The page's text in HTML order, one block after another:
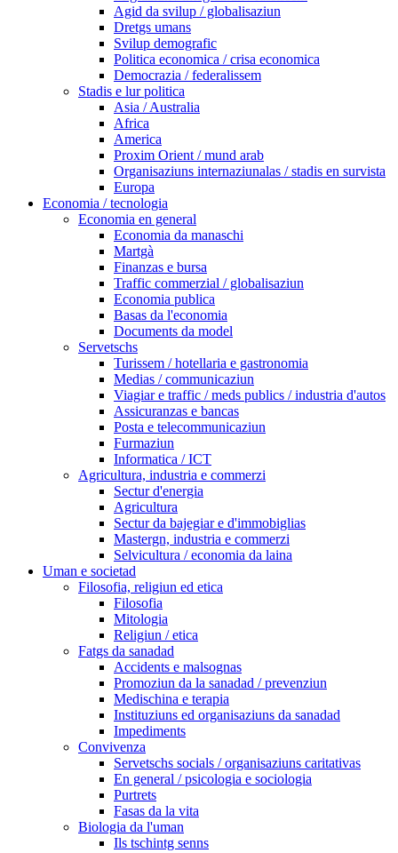
Agid da svilup / globalisaziun
Dretgs umans
Svilup demografic
Politica economica / crisa economica
Democrazia / federalissem
Stadis e lur politica
Asia / Australia
Africa
America
Proxim Orient / mund arab
Organisaziuns internaziunalas / stadis en survista
Europa
Economia / tecnologia
Economia en general
Economia da manaschi
Martgà
Finanzas e bursa
Traffic commerzial / globalisaziun
Economia publica
Basas da l'economia
Documents da model
Servetschs
Turissem / hotellaria e gastronomia
Medias / communicaziun
Viagiar e traffic / meds publics / industria d'autos
Assicuranzas e bancas
Posta e telecommunicaziun
Furmaziun
Informatica / ICT
Agricultura, industria e commerzi
Sectur d'energia
Agricultura
Sectur da bajegiar e d'immobiglias
Mastergn, industria e commerzi
Selvicultura / economia da laina
Uman e societad
Filosofia, religiun ed etica
Filosofia
Mitologia
Religiun / etica
Fatgs da sanadad
Accidents e malsognas
Promoziun da la sanadad / prevenziun
Medischina e terapia
Instituziuns ed organisaziuns da sanadad
Impediments
Convivenza
Servetschs socials / organisaziuns caritativas
En general / psicologia e sociologia
Purtrets
Fasas da la vita
Biologia da l'uman
Ils tschintg senns